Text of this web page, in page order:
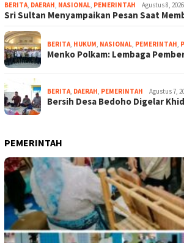
BERITA, DAERAH, NASIONAL, PEMERINTAH Agustus 8, 2026
Sri Sultan Menyampaikan Pesan Saat
BERITA, HUKUM, NASIONAL, PEMERINTAH,
Menko Polkam: Lembaga
BERITA, DAERAH, PEMERINTAH Agustus 7,
Bersih Desa Bedoho Digelar
PEMERINTAH